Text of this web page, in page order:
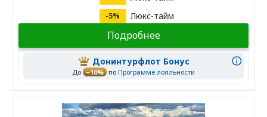
-5% Люкс-тайм
Подробнее
Донинтурфлот Бонус
До –10% по Программе лояльности